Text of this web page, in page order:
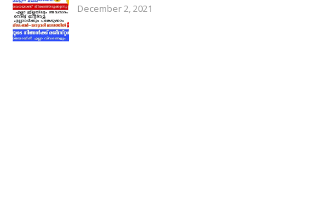
December 2, 2021